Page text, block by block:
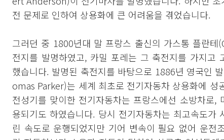
전 문제로 인하여 상용화에 큰 어려움을 겪었습니다.
그러던 중 1800년대 말 프랑스 출신의 가스통 플란
전지를 발명하였고, 카밀 포레는 그 축전지를 가지고
했습니다. 발명된 축전지를 바탕으로 1886년 영국인
omas Parker)는 세계 최초로 전기자동차 상용화에 성
전성기를 맞이한 전기자동차는 프랑스에선 소방차로,
용되기도 하였습니다. 당시 전기자동차는 최고속도가
린 속도로 운행되었지만 기어 변속이 필요 없어 운전